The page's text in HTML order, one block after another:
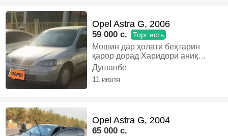
Opel Astra G, 2006
59 000 c. Торг есть
Мошин дар ҳолати беҳтарин
қарор дорад Харидори аниқ
бошад занг занед, Бензин,
Механика, Хэтчбек
Душанбе
11 июля
Opel Astra G, 2004
65 000 c.